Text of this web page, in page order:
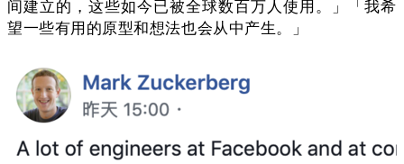
间建立的，这些如今已被全球数百万人使用。」「我希
望一些有用的原型和想法也会从中产生。」